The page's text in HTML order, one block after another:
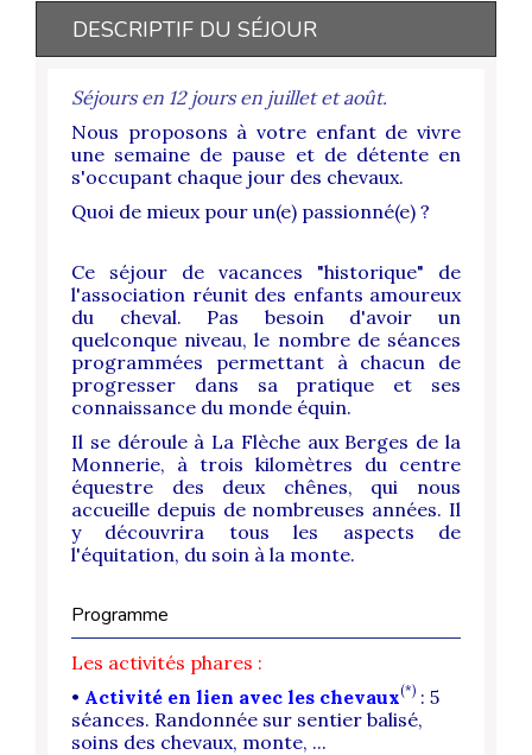
DESCRIPTIF DU SÉJOUR
Séjours en 12 jours en juillet et août.
Nous proposons à votre enfant de vivre
une semaine de pause et de détente en
s'occupant chaque jour des chevaux.
Quoi de mieux pour un(e) passionné(e) ?
Ce séjour de vacances "historique" de
l'association réunit des enfants amoureux
du cheval. Pas besoin d'avoir un
quelconque niveau, le nombre de séances
programmées permettant à chacun de
progresser dans sa pratique et ses
connaissance du monde équin.
Il se déroule à La Flèche aux Berges de la
Monnerie, à trois kilomètres du centre
équestre des deux chênes, qui nous
accueille depuis de nombreuses années. Il
y découvrira tous les aspects de
l'équitation, du soin à la monte.
Programme
Les activités phares :
• Activité en lien avec les chevaux(*) : 5
séances. Randonnée sur sentier balisé,
soins des chevaux, monte, ...